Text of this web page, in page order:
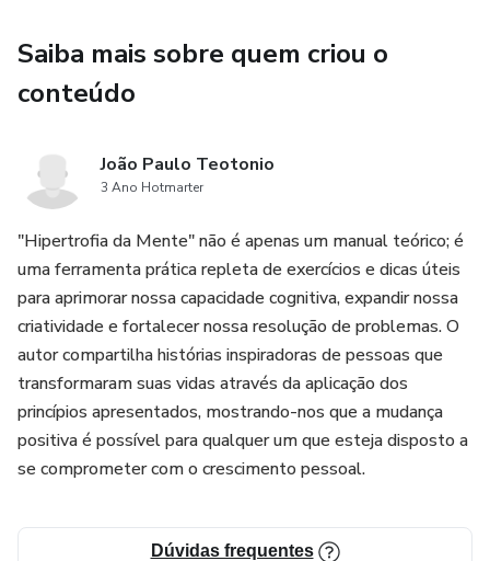
Saiba mais sobre quem criou o
conteúdo
João Paulo Teotonio
3 Ano Hotmarter
"Hipertrofia da Mente" não é apenas um manual teórico; é
uma ferramenta prática repleta de exercícios e dicas úteis
para aprimorar nossa capacidade cognitiva, expandir nossa
criatividade e fortalecer nossa resolução de problemas. O
autor compartilha histórias inspiradoras de pessoas que
transformaram suas vidas através da aplicação dos
princípios apresentados, mostrando-nos que a mudança
positiva é possível para qualquer um que esteja disposto a
se comprometer com o crescimento pessoal.
Dúvidas frequentes